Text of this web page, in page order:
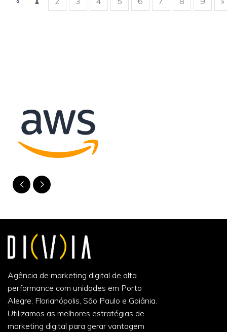
Agência de marketing digital de alta
performance com unidades em Porto
Alegre, Florianópolis, São Paulo e Goiânia.
Utilizamos as melhores estratégias de
marketing digital para gerar vantagem